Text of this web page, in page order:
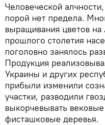
Человеческой
порой нет предела.
выращивания цветов
прошлого столетия
поголовно занялось
Продукция
Украины и других
прибыли изменили
участки, разводили
выкорчевывать
фисташковые деревья.